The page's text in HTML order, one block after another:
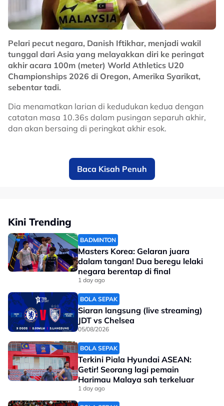
Pelari pecut negara, Danish Iftikhar, menjadi wakil
tunggal dari Asia yang melayakkan diri ke peringat
akhir acara 100m (meter) World Athletics U20
Championships 2026 di Oregon, Amerika Syarikat,
sebentar tadi.
Dia menamatkan larian di kedudukan kedua dengan
catatan masa 10.36s dalam pusingan separuh akhir,
dan akan bersaing di peringkat akhir esok.
🇲🇾 SATU-SATUNYA WAKIL ASIA.
Danish Iftikhar Muhammad Roslee layak
ke final acara 100m lelaki di World
Athletics U20 Championships Oregon
2026.
Baca Kisah Penuh
Kini Trending
BADMINTON
Masters Korea: Gelaran juara
dalam tangan! Dua beregu lelaki
negara berentap di final
1 day ago
BOLA SEPAK
Siaran langsung (live streaming)
JDT vs Chelsea
05/08/2026
BOLA SEPAK
Terkini Piala Hyundai ASEAN:
Getir! Seorang lagi pemain
Harimau Malaya sah terkeluar
1 day ago